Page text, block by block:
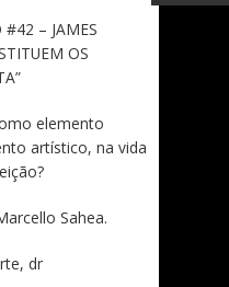
#42 – JAMES
OS
elemento
artístico, na vida
Sahea.
dr